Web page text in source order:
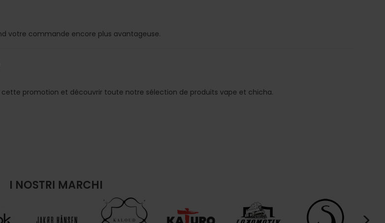
votre commande encore plus avantageuse.
promotion et découvrir toute notre sélection de produits vape et chicha.
I NOSTRI MARCHI